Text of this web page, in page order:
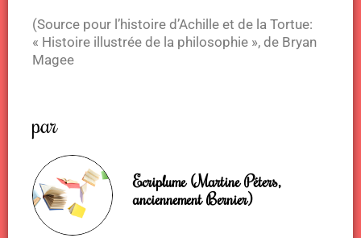
(Source pour l’histoire d’Achille et de la Tortue:
« Histoire illustrée de la philosophie », de Bryan
Magee
par
Ecriplume (Martine Péters,
anciennement Bernier)